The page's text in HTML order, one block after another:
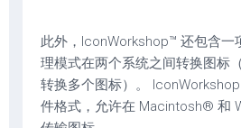
此外，IconWorkshop™ 还包含一
理模式在两个系统之间转换图标
转换多个图标）。
件格式，允许在 Macintosh® 和